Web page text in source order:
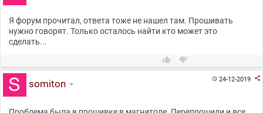
Я форум прочитал, ответа тоже не нашел там. Прошивать
нужно говорят. Только осталось найти кто может это
сделать...
 
24-12-2019 
somiton